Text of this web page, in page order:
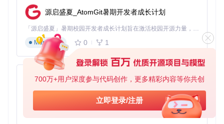
700万+用户深度参与代码创作，更多精彩内容等你共创
立即登录/注册
如果输出的版本号符合要求，就可以放心继续啦！
两种安装方式：选择适合你的方案
方法一：命令行安装（推荐技术用户）
登录Home Assistant终端，执行：
/config
git clone
ha_xiaomi_home
⚠️ 重要提示：克隆仓库时请确保网络稳定，若克隆失败可尝试
源启盛夏_AtomGit暑期开发者成长计划
「源启盛夏」暑期校园开发者成长计划旨在激活校园开源力量，通过积分激励、认证扶持、资源倾斜等形式，引导高校组织和开发者完成「入驻 — 建项目 — 做贡献 — 获认证 — 得资源」的完整闭环。无论你是想带领社团入驻平台的组织者，还是希望用代码贡献证明自己的开发者，都能在这里找到属于你的成长路径。
Markdown
0 1
py-xiaozhi
基于Python的Xiaozhi AI，适用于想要完整Xiaozhi体验而无需拥有专用硬件的用户。
Python
0 1